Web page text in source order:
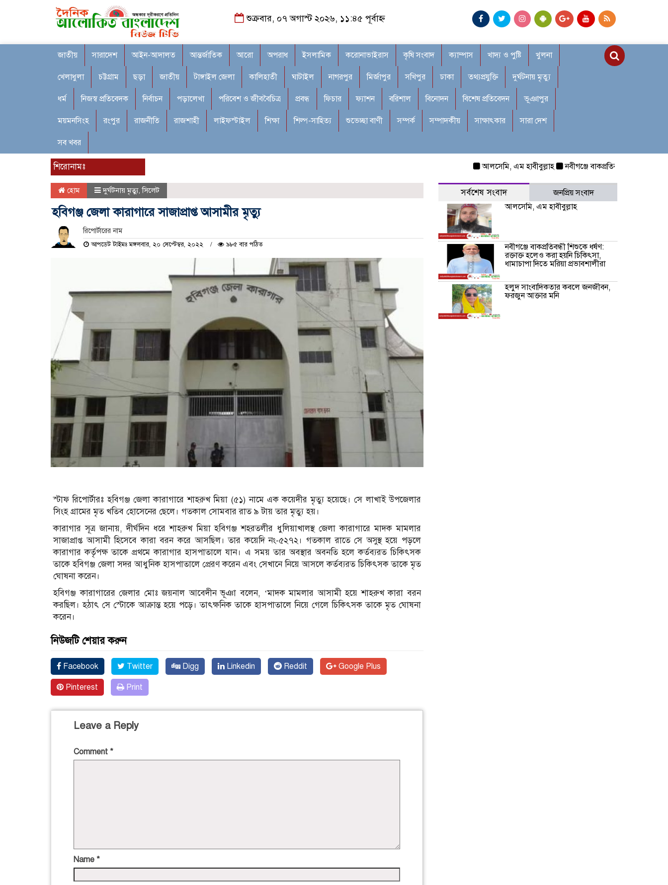
শুক্রবার, ০৭ অগাস্ট ২০২৬, ১১:৪৫ পূর্বাহ্ন
জাতীয় সারাদেশ আইন-আদালত আন্তর্জাতিক আরো অপরাধ ইসলামিক করোনাভাইরাস কৃষি সংবাদ ক্যাম্পাস খাদ্য ও পুষ্টি খুলনা
খেলাধুলা চট্টগ্রাম ছড়া জাতীয় টাঙ্গাইল জেলা কালিহাতী ঘাটাইল নাগরপুর মির্জাপুর সখিপুর ঢাকা তথ্যপ্রযুক্তি দুর্ঘটনায় মৃত্যু
ধর্ম নিজস্ব প্রতিবেদক নির্বাচন পড়ালেখা পরিবেশ ও জীববৈচিত্র প্রবন্ধ ফিচার ফ্যাশন বরিশাল বিনোদন বিশেষ প্রতিবেদন ভূঞাপুর
ময়মনসিংহ রংপুর রাজনীতি রাজশাহী লাইফস্টাইল শিক্ষা শিল্প-সাহিত্য শুভেচ্ছা বাণী সম্পর্ক সম্পাদকীয় সাক্ষাৎকার সারা দেশ
সব খবর
শিরোনামঃ আলসেমি, এম হাবীবুল্লাহ নবীগঞ্জে বাকপ্রতিবন্ধী শিশুকে ধর্ষণ:
হোম দুর্ঘটনায় মৃত্যু,সিলেট
হবিগঞ্জ জেলা কারাগারে সাজাপ্রাপ্ত আসামীর মৃত্যু
রিপোর্টারের নাম
আপডেট টাইমঃ মঙ্গলবার, ২০ সেপ্টেম্বর, ২০২২ ৯৮৫ বার পঠিত
স্টাফ রিপোর্টারঃ হবিগঞ্জ জেলা কারাগারে শাহরুখ মিয়া (৫১) নামে এক কয়েদীর মৃত্যু হয়েছে। সে লাখাই উপজেলার
সিংহ গ্রামের মৃত খতিব হোসেনের ছেলে। গতকাল সোমবার রাত ৯ টায় তার মৃত্যু হয়।
কারাগার সূত্র জানায়, দীর্ঘদিন ধরে শাহরুখ মিয়া হবিগঞ্জ শহরতলীর ধুলিয়াখালস্থ জেলা কারাগারে মাদক মামলার
সাজাপ্রাপ্ত আসামী হিসেবে কারা বরন করে আসছিল। তার কয়েদি নং-৫২৭২। গতকাল রাতে সে অসুস্থ হয়ে পড়লে
কারাগার কর্তৃপক্ষ তাকে প্রথমে কারাগার হাসপাতালে যান। এ সময় তার অবস্থার অবনতি হলে কর্তব্যরত চিকিৎসক
তাকে হবিগঞ্জ জেলা সদর আধুনিক হাসপাতালে প্রেরণ করেন এবং সেখানে নিয়ে আসলে কর্তব্যরত চিকিৎসক তাকে মৃত
ঘোষনা করেন।
হবিগঞ্জ কারাগারের জেলার মোঃ জয়নাল আবেদীন ভূঞা বলেন, ‘মাদক মামলার আসামী হয়ে শাহরুখ কারা বরন
করছিল। হঠাৎ সে স্টোকে আক্রান্ত হয়ে পড়ে। তাৎক্ষনিক তাকে হাসপাতালে নিয়ে গেলে চিকিৎসক তাকে মৃত ঘোষনা
করেন।
নিউজটি শেয়ার করুন
Facebook Twitter Digg Linkedin Reddit Google Plus
Pinterest Print
Leave a Reply
Comment *
Name *
সর্বশেষ সংবাদ
জনপ্রিয় সংবাদ
আলসেমি, এম হাবীবুল্লাহ
নবীগঞ্জে বাকপ্রতিবন্ধী শিশুকে ধর্ষণ:
রক্তাক্ত হলেও করা হয়নি চিকিৎসা,
ধামাচাপা দিতে মরিয়া প্রভাবশালীরা
হলুদ সাংবাদিকতার কবলে জনজীবন,
ফরজুন আক্তার মনি